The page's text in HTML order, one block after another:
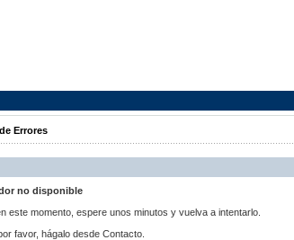
Errores
no disponible
este momento, espere unos minutos y vuelva a intentarlo.
favor, hágalo desde Contacto.